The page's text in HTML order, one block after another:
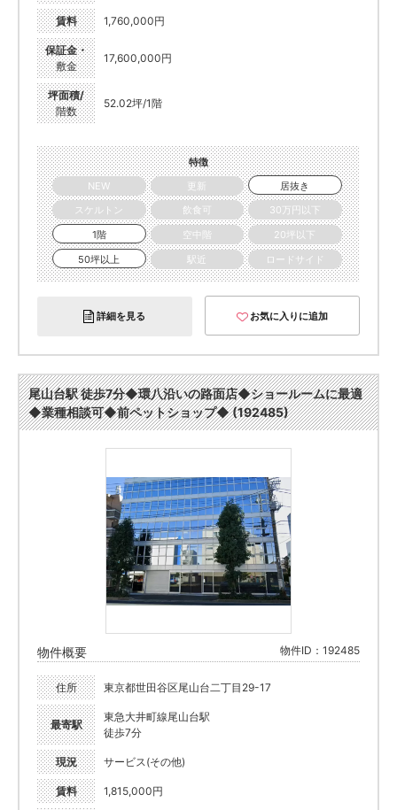
賃料 1,760,000円
保証金・
敷金
17,600,000円
坪面積/
階数
52.02坪/1階
特徴
NEW
更新
居抜き
スケルトン
飲食可
30万円以下
1階
空中階
20坪以下
50坪以上
駅近 ロードサイド
詳細を見る お気に入りに追加
尾山台駅 徒歩7分◆環八沿いの路面店◆ショールームに最適
◆業種相談可◆前ペットショップ◆ (192485)
物件概要 物件ID：192485
住所 東京都世田谷区尾山台二丁目29-17
最寄駅
東急大井町線尾山台駅
徒歩7分
現況 サービス(その他)
賃料 1,815,000円